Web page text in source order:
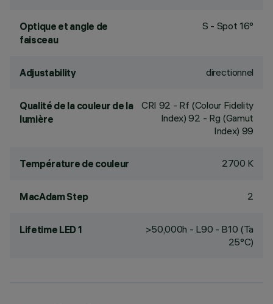
Optique et angle de
faisceau
S - Spot 16°
Adjustability directionnel
Qualité de la couleur de la
lumière
CRI 92 - Rf (Colour Fidelity
Index) 92 - Rg (Gamut
Index) 99
Température de couleur 2700 K
MacAdam Step 2
Lifetime LED 1
>50,000h - L90 - B10 (Ta
25°C)